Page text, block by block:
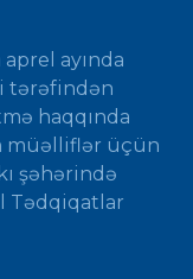
ayında
tərəfindən
haqqında
müəlliflər üçün
şəhərində
Tədqiqatlar